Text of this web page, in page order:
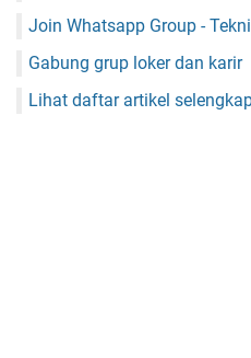
Join Whatsapp Group -
Gabung grup loker dan karir
Lihat daftar artikel